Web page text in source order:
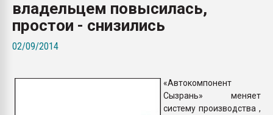
покупка, обмен
владельцем повысилась,
простои - снизились
02/09/2014
«Автокомпонент
Сызрань» меняет
систему производства ,